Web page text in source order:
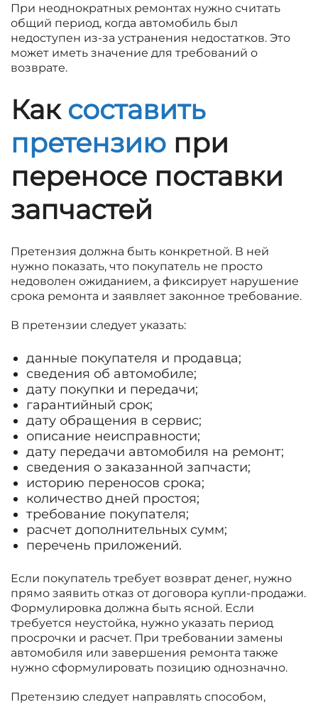
При неоднократных ремонтах нужно считать
общий период, когда автомобиль был
недоступен из-за устранения недостатков. Это
может иметь значение для требований о
возврате.
Как составить
претензию при
переносе поставки
запчастей
Претензия должна быть конкретной. В ней
нужно показать, что покупатель не просто
недоволен ожиданием, а фиксирует нарушение
срока ремонта и заявляет законное требование.
В претензии следует указать:
данные покупателя и продавца;
сведения об автомобиле;
дату покупки и передачи;
гарантийный срок;
дату обращения в сервис;
описание неисправности;
дату передачи автомобиля на ремонт;
сведения о заказанной запчасти;
историю переносов срока;
количество дней простоя;
требование покупателя;
расчет дополнительных сумм;
перечень приложений.
Если покупатель требует возврат денег, нужно
прямо заявить отказ от договора купли-продажи.
Формулировка должна быть ясной. Если
требуется неустойка, нужно указать период
просрочки и расчет. При требовании замены
автомобиля или завершения ремонта также
нужно сформулировать позицию однозначно.
Претензию следует направлять способом,